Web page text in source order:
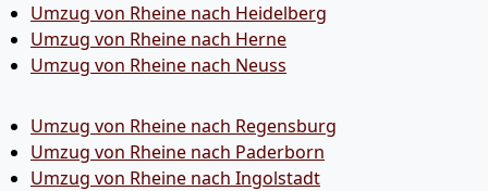
Umzug von Rheine nach Heidelberg
Umzug von Rheine nach Herne
Umzug von Rheine nach Neuss
Umzug von Rheine nach Regensburg
Umzug von Rheine nach Paderborn
Umzug von Rheine nach Ingolstadt